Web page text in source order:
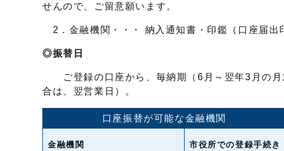
せんので、ご留意願います。
2．金融機関・・・ 納入通知書・印鑑（口座届出
◎振替日
ご登録の口座から、毎納期（6月～翌年3月の月
合は、翌営業日）。
口座振替が可能な金融機関
金融機関 市役所での登録手続き